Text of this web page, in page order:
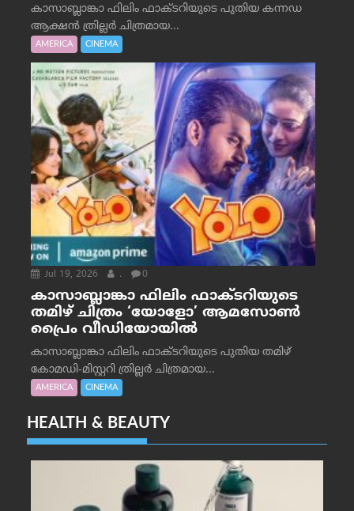
കാസാബ്ലാങ്കാ ഫിലിം ഫാക്ടറിയുടെ പുതിയ കന്നഡ
ആക്ഷൻ ത്രില്ലർ ചിത്രമായ...
AMERICA CINEMA
Jul 19, 2026 . 0
കാസാബ്ലാങ്കാ ഫിലിം ഫാക്ടറിയുടെ
തമിഴ് ചിത്രം ‘യോളോ’ ആമസോൺ
പ്രൈം വീഡിയോയിൽ
കാസാബ്ലാങ്കാ ഫിലിം ഫാക്ടറിയുടെ പുതിയ തമിഴ്
കോമഡി-മിസ്റ്ററി ത്രില്ലർ ചിത്രമായ...
AMERICA CINEMA
HEALTH & BEAUTY